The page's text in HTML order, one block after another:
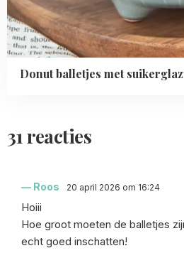
Donut balletjes met
31 reacties
Roos 20 april 2026 om 16:24
Hoiii
Hoe groot moeten de balletjes
echt goed inschatten!